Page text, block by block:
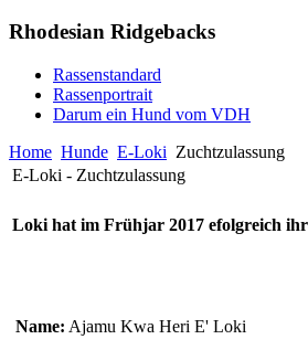
Rhodesian Ridgebacks
Rassenstandard
Rassenportrait
Darum ein Hund vom VDH
Home Hunde E-Loki Zuchtzulassung
E-Loki - Zuchtzulassung
Loki hat im Frühjar 2017 efolgreich
Name: Ajamu Kwa Heri E' Loki